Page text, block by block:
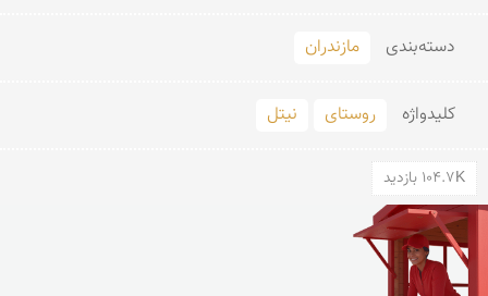
دسته‌بندی مازندران
کلید‌واژه روستای نیتل
104.7K بازدید